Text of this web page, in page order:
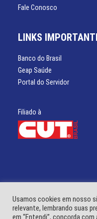
Fale Conosco
LINKS
Banco do Brasil
Geap Saúde
Portal do Servidor
Filiado à
Usamos cookies em nosso
relevante, lembrando suas
em “Entendi”, concorda